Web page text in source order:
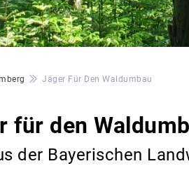
Jäger Für Den Waldumbau
für den
der Bayerischen